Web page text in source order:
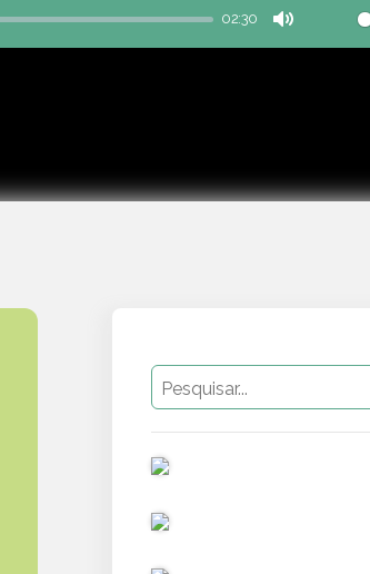
02:30
Mute